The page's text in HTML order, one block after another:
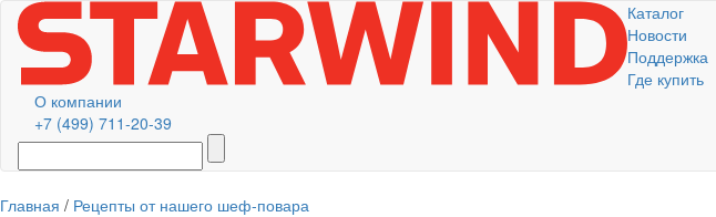
Каталог
Новости
Поддержка
Где купить
О компании
+7 (499) 711-20-39
Главная / Рецепты от нашего шеф-повара